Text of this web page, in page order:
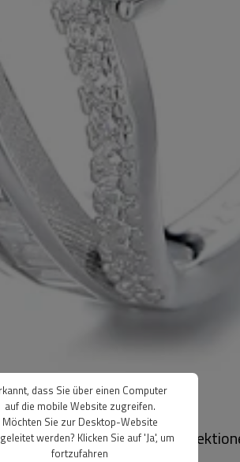
für luxuriöse
dass Sie über einen Computer
auf die mobile Website zugreifen.
Möchten Sie zur Desktop-Website
werden? Klicken Sie auf 'Ja', um
fortzufahren